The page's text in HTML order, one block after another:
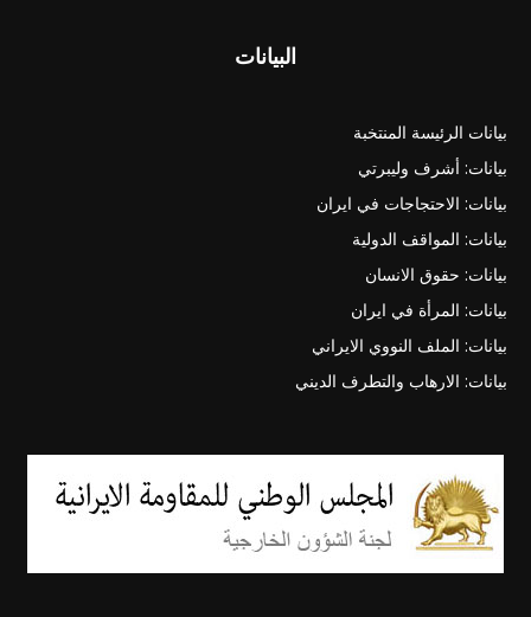
البيانات
بيانات الرئيسة المنتخبة
بيانات: أشرف وليبرتي
بيانات: الاحتجاجات في ايران
بيانات: المواقف الدولية
بيانات: حقوق الانسان
بيانات: المرأة في ايران
بيانات: الملف النووي الايراني
بيانات: الارهاب والتطرف الديني